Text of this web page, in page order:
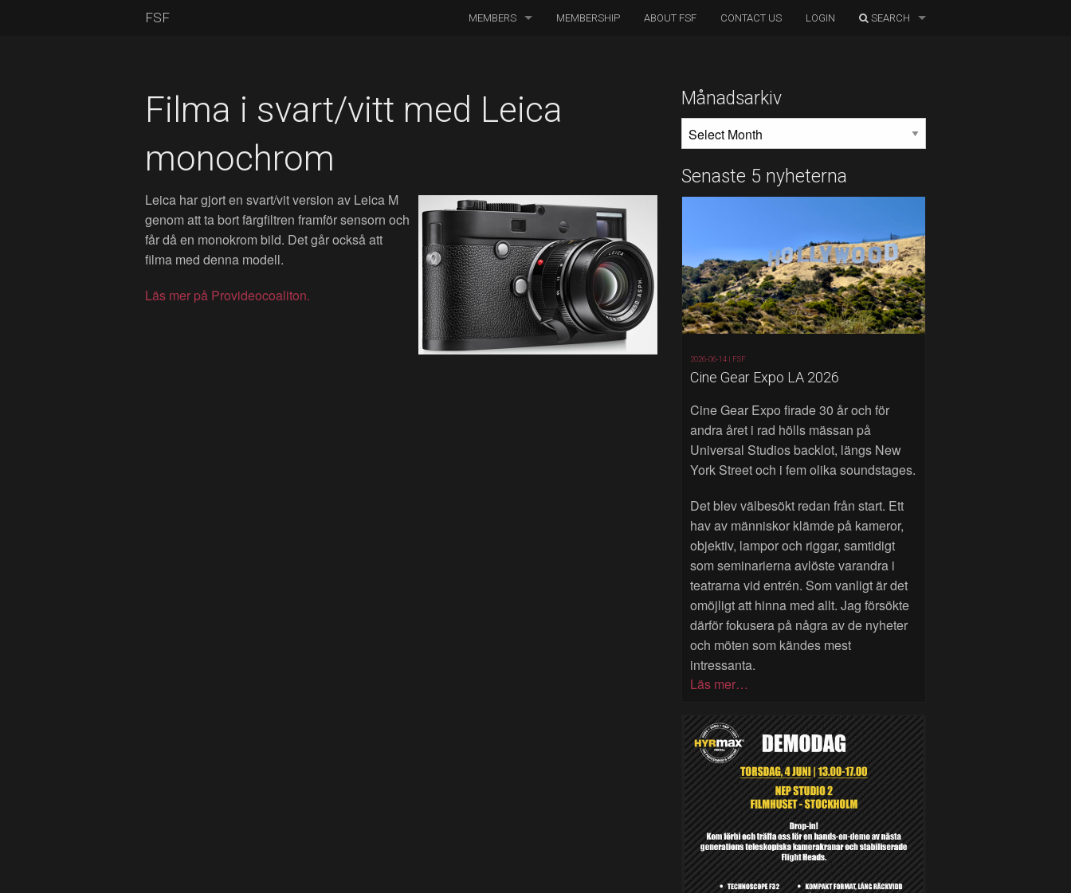
FSF MEMBERS
ASSOCIATED MEMBERS
BOARD MEMBERS
IN MEMORIAM
MEMBERSHIP ABOUT FSF CONTACT US LOGIN SEARCH
Filma i svart/vitt med Leica
monochrom
Leica har gjort en svart/vit version av Leica M
genom att ta bort färgfiltren framför sensorn och
får då en monokrom bild. Det går också att
filma med denna modell.
Läs mer på Provideocoaliton.
Månadsarkiv
Senaste 5 nyheterna
2026-06-14 | FSF
Cine Gear Expo LA 2026
Cine Gear Expo firade 30 år och för
andra året i rad hölls mässan på
Universal Studios backlot, längs New
York Street och i fem olika soundstages.
Det blev välbesökt redan från start. Ett
hav av människor klämde på kameror,
objektiv, lampor och riggar, samtidigt
som seminarierna avlöste varandra i
teatrarna vid entrén. Som vanligt är det
omöjligt att hinna med allt. Jag försökte
därför fokusera på några av de nyheter
och möten som kändes mest
intressanta.
Läs mer…